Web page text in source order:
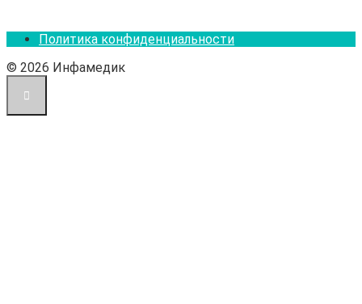
Политика конфиденциальности
© 2026 Инфамедик